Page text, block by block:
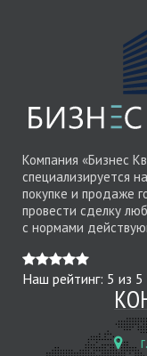
Компания «Бизнес
специализируется
покупке и продаже
провести сделку
с нормами
Наш рейтинг: 5 из 5